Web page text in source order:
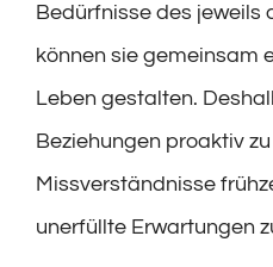
Bedürfnisse des jeweils
können sie gemeinsam
Leben gestalten.
Beziehungen proaktiv
Missverständnisse
unerfüllte Erwartungen